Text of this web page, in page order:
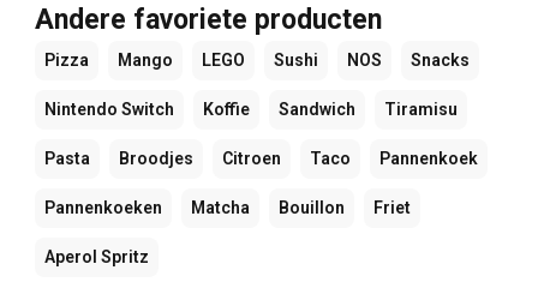
Andere favoriete producten
Pizza Mango LEGO Sushi NOS Snacks
Nintendo Switch Koffie Sandwich Tiramisu
Pasta Broodjes Citroen Taco Pannenkoek
Pannenkoeken Matcha Bouillon Friet
Aperol Spritz